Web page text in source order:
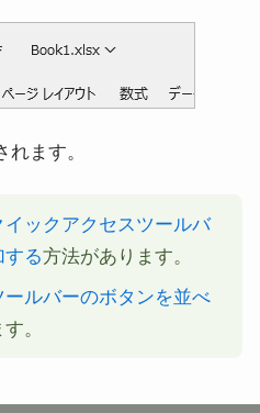
ます。
イックアクセスツールバ
る方法があります。
ルバーのボタンを並べ
。